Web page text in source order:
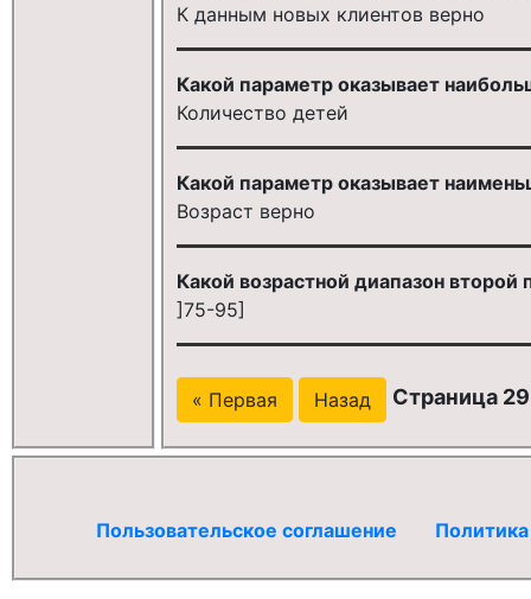
К данным новых клиентов верно
Какой параметр оказывает
Количество детей
Какой параметр оказывает
Возраст верно
Какой возрастной диапазон второй
]75-95]
« Первая Назад Страница
Пользовательское соглашение